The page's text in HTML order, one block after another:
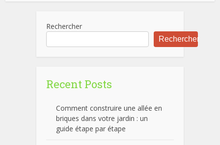
Rechercher
Rechercher
Recent Posts
Comment construire une allée en
briques dans votre jardin : un
guide étape par étape